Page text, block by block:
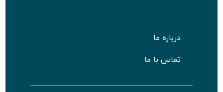
درباره ما
تماس با ما